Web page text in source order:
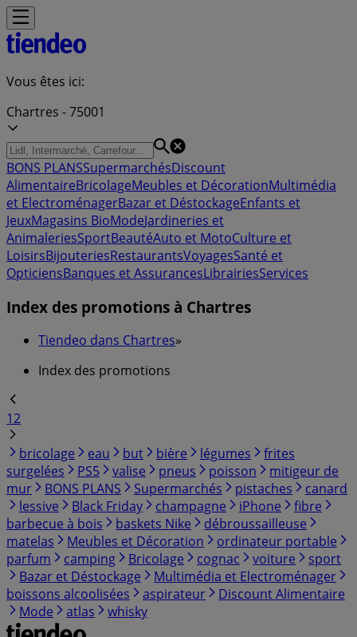
Vous êtes ici:
Chartres - 75001
BONS PLANSSupermarchésDiscount
AlimentaireBricolageMeubles et DécorationMultimédia
et ElectroménagerBazar et DéstockageEnfants et
JeuxMagasins BioModeJardineries et
AnimaleriesSportBeautéAuto et MotoCulture et
LoisirsBijouteriesRestaurantsVoyagesSanté et
OpticiensBanques et AssurancesLibrairiesServices
Index des promotions à Chartres
Tiendeo dans Chartres»
Index des promotions
12
bricolage
eau but bière légumes
frites
surgelées
PS5 valise pneus poisson
mitigeur de
mur
BONS PLANS Supermarchés pistaches
canard
lessive
Black Friday champagne iPhone
fibre
barbecue à bois
baskets Nike
débroussailleuse
matelas
Meubles et Décoration
ordinateur portable
parfum
camping Bricolage cognac voiture
sport
Bazar et Déstockage
Multimédia et Electroménager
boissons alcoolisées
aspirateur
Discount Alimentaire
Mode
atlas whisky